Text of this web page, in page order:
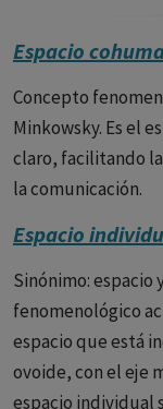
Espacio
Concepto
Minkowsky. Es el
claro, facilitando
la comunicación.
Espacio
Sinónimo: espacio
fenomenológico
espacio que está
ovoide, con el eje
espacio individual